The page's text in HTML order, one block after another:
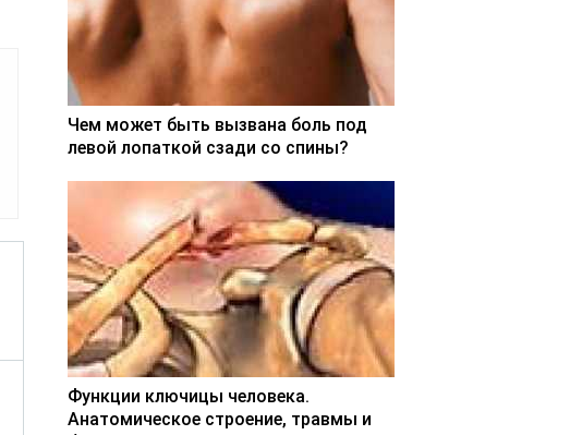
Чем может быть вызвана боль под
левой лопаткой сзади со спины?
Функции ключицы человека.
Анатомическое строение, травмы и